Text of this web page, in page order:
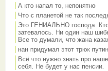
А кто напал то, непонятно
Что с планетой не так
Это ГЕНИАЛЬНО господа.
затевалось. Ни один наш
Все то думали, что жана
нан придумал этот трюк
Всё что нужно знать про
себя. Не будет у нас пенсии.